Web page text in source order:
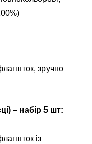
зручно
– набір 5 шт:
із